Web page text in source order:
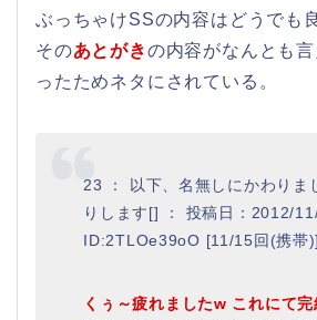
ぶっちゃけSSの内容はどうでも
そのあとがきの内容がなんとも
ったためネタにされている。
23 ： 以下、名無しにかわりま
りします[] ： 投稿日：2012/
ID:2TLOe39oO [11/15回(携帯)]
くぅ～疲れましたw これにて完